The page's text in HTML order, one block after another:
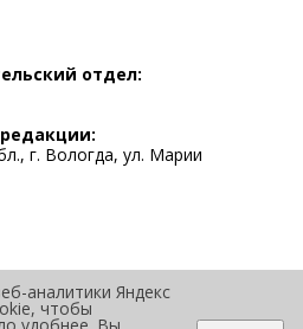
аналитический центр
160000, Вологодская обл., г.
д.10
Елена Григорьевна
персональных данных
использовании информации
обязательна.
за достоверность
в рекламных объявлениях.
отдел:
г. Вологда, ул. Марии
аналитики Яндекс
чтобы